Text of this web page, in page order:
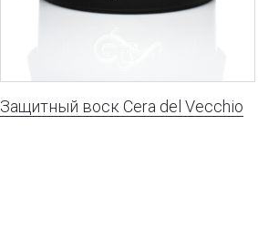
Защитный воск Cera del Vecchio